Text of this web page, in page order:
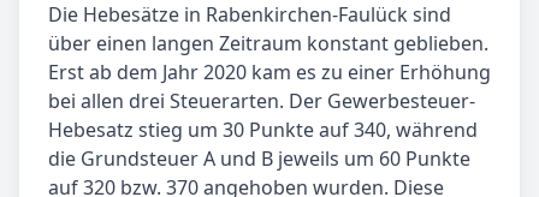
Die Hebesätze in Rabenkirchen-Faulück sind
über einen langen Zeitraum konstant geblieben.
Erst ab dem Jahr 2020 kam es zu einer Erhöhung
bei allen drei Steuerarten. Der Gewerbesteuer-
Hebesatz stieg um 30 Punkte auf 340, während
die Grundsteuer A und B jeweils um 60 Punkte
auf 320 bzw. 370 angehoben wurden. Diese